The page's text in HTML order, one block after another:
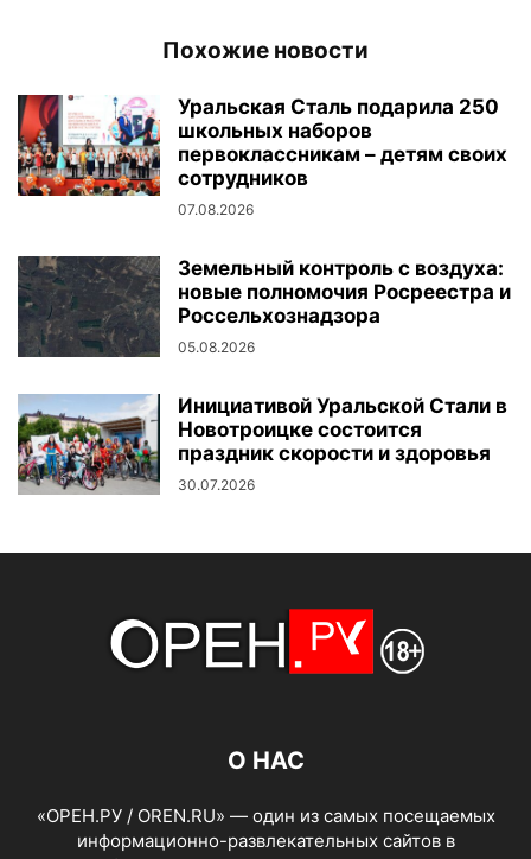
Похожие новости
Уральская Сталь подарила 250
школьных наборов
первоклассникам – детям своих
сотрудников
07.08.2026
Земельный контроль с воздуха:
новые полномочия Росреестра и
Россельхознадзора
05.08.2026
Инициативой Уральской Стали в
Новотроицке состоится
праздник скорости и здоровья
30.07.2026
О НАС
«ОРЕН.РУ / OREN.RU» — один из самых посещаемых
информационно-развлекательных сайтов в